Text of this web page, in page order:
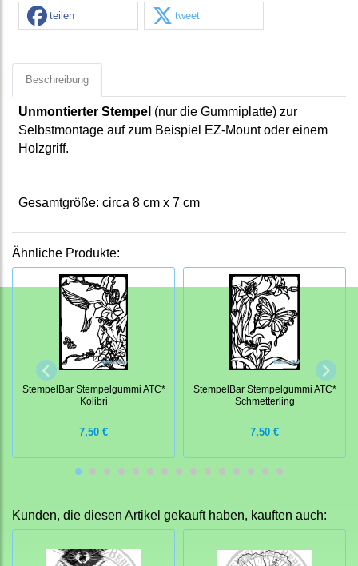
teilen tweet
Beschreibung
Unmontierter Stempel (nur die Gummiplatte) zur
Selbstmontage auf zum Beispiel EZ-Mount oder einem
Holzgriff.
Gesamtgröße: circa 8 cm x 7 cm
Ähnliche Produkte:
StempelBar Stempelgummi ATC*
Kolibri
7,50 €
StempelBar Stempelgummi ATC*
Schmetterling
7,50 €
Kunden, die diesen Artikel gekauft haben, kauften auch: